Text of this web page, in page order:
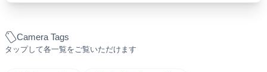
Camera Tags
タップして各一覧をご覧いただけます